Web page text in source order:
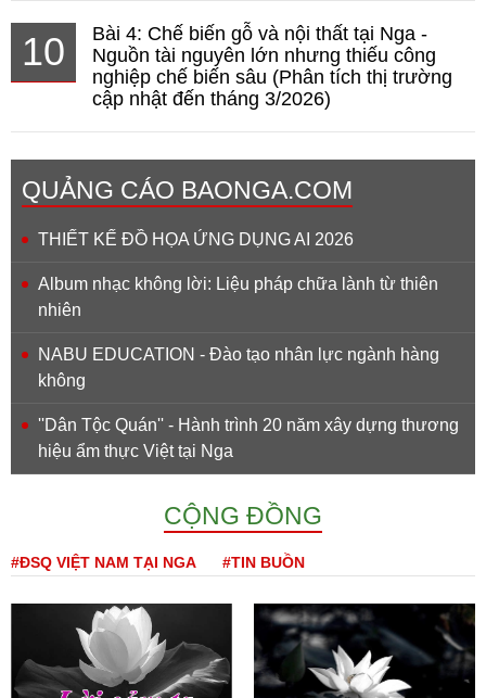
10
Bài 4: Chế biến gỗ và nội thất tại Nga -
Nguồn tài nguyên lớn nhưng thiếu công
nghiệp chế biến sâu (Phân tích thị trường
cập nhật đến tháng 3/2026)
QUẢNG CÁO BAONGA.COM
THIẾT KẾ ĐỒ HỌA ỨNG DỤNG AI 2026
Album nhạc không lời: Liệu pháp chữa lành từ thiên
nhiên
NABU EDUCATION - Đào tạo nhân lực ngành hàng
không
''Dân Tộc Quán'' - Hành trình 20 năm xây dựng thương
hiệu ẩm thực Việt tại Nga
CỘNG ĐỒNG
#ĐSQ VIỆT NAM TẠI NGA #TIN BUỒN